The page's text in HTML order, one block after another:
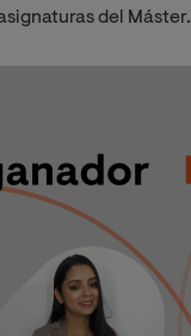
del Máster.